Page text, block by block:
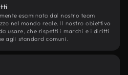
esaminata dal nostro team
nel mondo reale. Il nostro obiettivo
usare, che rispetti i marchi e i diritti
agli standard comuni.